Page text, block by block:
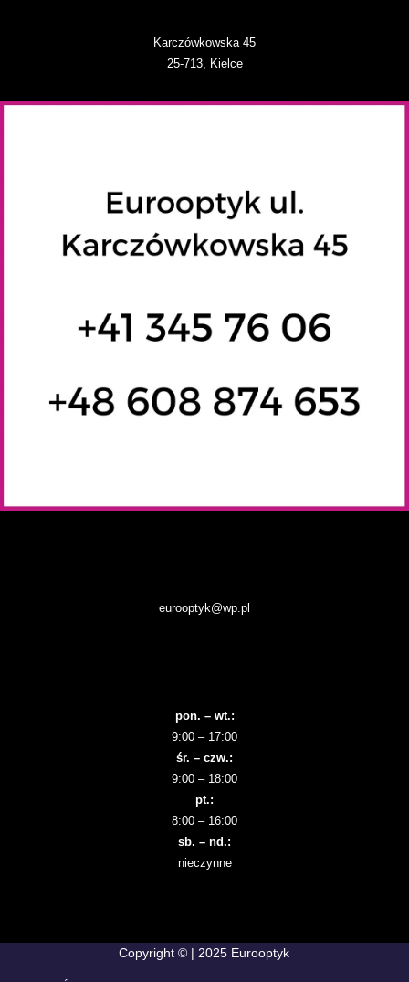
Karczówkowska 45
25-713, Kielce
eurooptyk@wp.pl
pon. – wt.:
9:00 – 17:00
śr. – czw.:
9:00 – 18:00
pt.:
8:00 – 16:00
sb. – nd.:
nieczynne
Copyright © | 2025 Eurooptyk